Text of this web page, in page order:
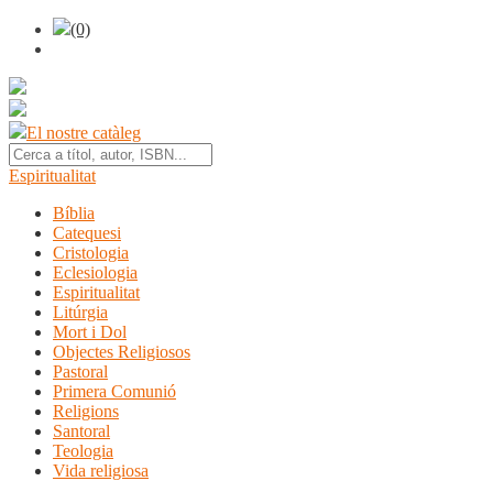
(0)
El nostre catàleg
Espiritualitat
Bíblia
Catequesi
Cristologia
Eclesiologia
Espiritualitat
Litúrgia
Mort i Dol
Objectes Religiosos
Pastoral
Primera Comunió
Religions
Santoral
Teologia
Vida religiosa